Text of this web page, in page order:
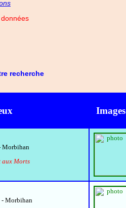
recherche
Images
Morbihan
aux Morts
- Morbihan